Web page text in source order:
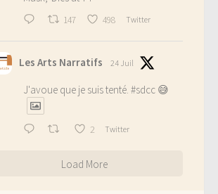
147 498 Twitter
Les Arts Narratifs 24 Juil
J'avoue que je suis tenté. #sdcc 😅
2 Twitter
Load More